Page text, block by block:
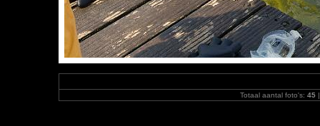
Totaal aantal foto's: 45